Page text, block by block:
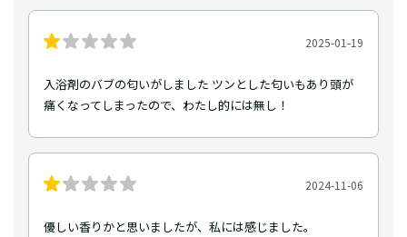
2025-01-19
入浴剤のバブの匂いがしました ツンとした匂いもあり頭が
痛くなってしまったので、わたし的には無し！
2024-11-06
優しい香りかと思いましたが、私には感じました。